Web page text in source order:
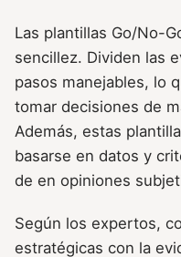
Las plantillas Go/No-
sencillez. Dividen las
pasos manejables, lo
tomar decisiones de
Además, estas
basarse en datos y
de en opiniones
Según los expertos,
estratégicas con la